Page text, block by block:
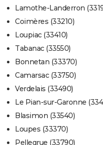
Lamothe-Landerron
Coimères (33210)
Loupiac (33410)
Tabanac (33550)
Bonnetan (33370)
Camarsac (33750)
Verdelais (33490)
Le Pian-sur-Garonne
Blasimon (33540)
Loupes (33370)
Pellegrue (33790)